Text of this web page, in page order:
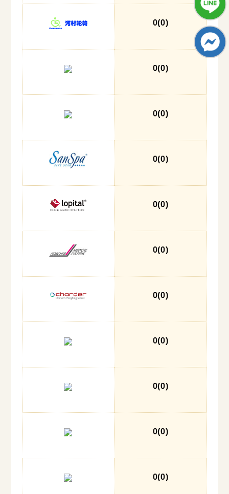
0(0)
0(0)
0(0)
0(0)
0(0)
0(0)
0(0)
0(0)
0(0)
0(0)
0(0)